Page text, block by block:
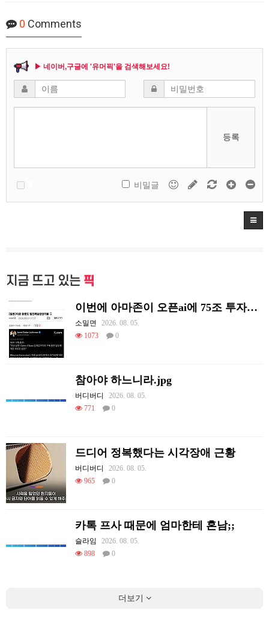
0 Comments
▶ 네이버,구글에 '유머픽'을 검색해보세요!
등록
비밀글
지금 뜨고 있는 픽
이번에 아마존이 오픈ai에 75조 투자한 이유
소밀면
2026. 08. 05.
1073
0
참아야 하느니라.jpg
버디버디
2026. 08. 05.
771
0
드디어 정복했다는 시각장애 근황
버디버디
2026. 08. 05.
965
0
카톡 프사 때문에 엄마한테 혼남;;
슬라임
2026. 08. 05.
898
0
더보기